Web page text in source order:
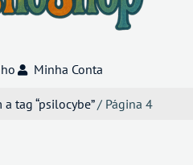
Minha Conta
tag “psilocybe”/ Página 4